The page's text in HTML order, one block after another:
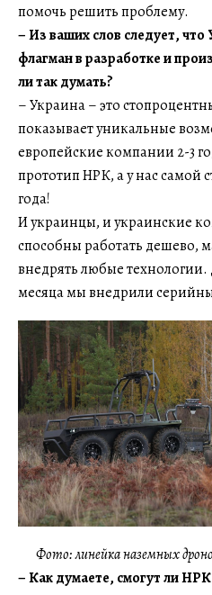
помочь решить проблему.
–​​​​​​​Из ваших слов следует,
флагман в разработке и
ли так думать?
– Украина – это
показывает уникальные
европейские компании 2-3
прототип НРК, а у нас самой
года!
И украинцы, и украинские
способны работать дешево,
внедрять любые
месяца мы внедрили
Фото: линейка наземных
–Как думаете, смогут ли